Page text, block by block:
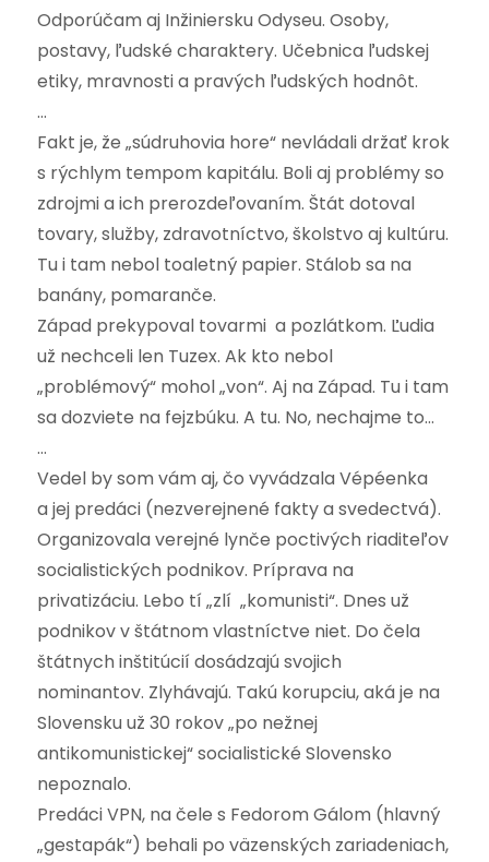
Odporúčam aj Inžiniersku Odyseu. Osoby,
postavy, ľudské charaktery. Učebnica ľudskej
etiky, mravnosti a pravých ľudských hodnôt.
…
Fakt je, že „súdruhovia hore“ nevládali držať krok
s rýchlym tempom kapitálu. Boli aj problémy so
zdrojmi a ich prerozdeľovaním. Štát dotoval
tovary, služby, zdravotníctvo, školstvo aj kultúru.
Tu i tam nebol toaletný papier. Stálob sa na
banány, pomaranče.
Západ prekypoval tovarmi a pozlátkom. Ľudia
už nechceli len Tuzex. Ak kto nebol
„problémový“ mohol „von“. Aj na Západ. Tu i tam
sa dozviete na fejzbúku. A tu. No, nechajme to…
…
Vedel by som vám aj, čo vyvádzala Vépéenka
a jej predáci (nezverejnené fakty a svedectvá).
Organizovala verejné lynče poctivých riaditeľov
socialistických podnikov. Príprava na
privatizáciu. Lebo tí „zlí „komunisti“. Dnes už
podnikov v štátnom vlastníctve niet. Do čela
štátnych inštitúcií dosádzajú svojich
nominantov. Zlyhávajú. Takú korupciu, aká je na
Slovensku už 30 rokov „po nežnej
antikomunistickej“ socialistické Slovensko
nepoznalo.
Predáci VPN, na čele s Fedorom Gálom (hlavný
„gestapák“) behali po väzenských zariadeniach,